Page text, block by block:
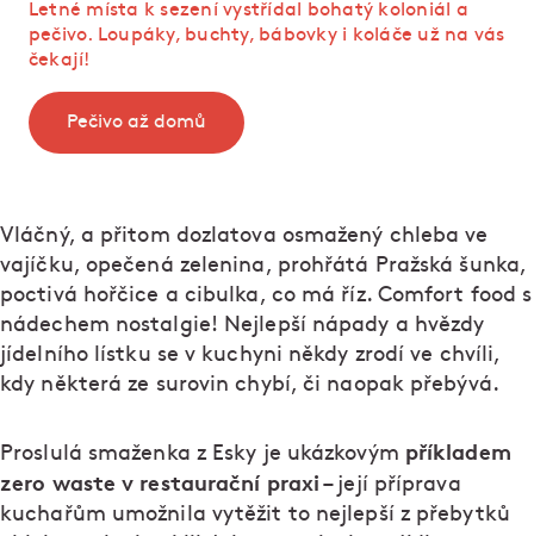
Letné místa k sezení vystřídal bohatý koloniál a
pečivo. Loupáky, buchty, bábovky i koláče už na vás
čekají!
Pečivo až domů
Vláčný, a přitom dozlatova osmažený chleba ve
vajíčku, opečená zelenina, prohřátá Pražská šunka,
poctivá hořčice a cibulka, co má říz. Comfort food s
nádechem nostalgie! Nejlepší nápady a hvězdy
jídelního lístku se v kuchyni někdy zrodí ve chvíli,
kdy některá ze surovin chybí, či naopak přebývá.
Proslulá smaženka z Esky je ukázkovým příkladem
zero waste v restaurační praxi – její příprava
kuchařům umožnila vytěžit to nejlepší z přebytků